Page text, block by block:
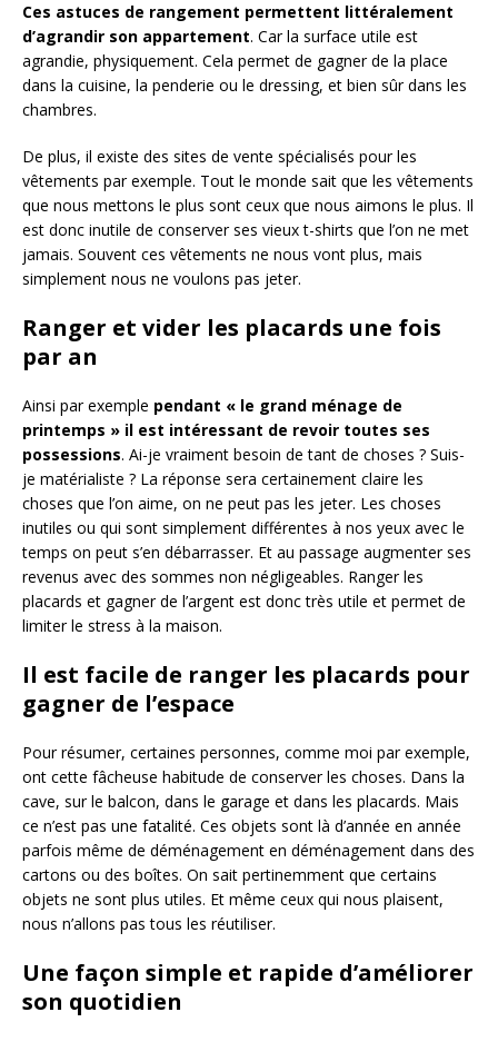
Ces astuces de rangement permettent littéralement
d’agrandir son appartement. Car la surface utile est
agrandie, physiquement. Cela permet de gagner de la place
dans la cuisine, la penderie ou le dressing, et bien sûr dans les
chambres.
De plus, il existe des sites de vente spécialisés pour les
vêtements par exemple. Tout le monde sait que les vêtements
que nous mettons le plus sont ceux que nous aimons le plus. Il
est donc inutile de conserver ses vieux t-shirts que l’on ne met
jamais. Souvent ces vêtements ne nous vont plus, mais
simplement nous ne voulons pas jeter.
Ranger et vider les placards une fois
par an
Ainsi par exemple pendant « le grand ménage de
printemps » il est intéressant de revoir toutes ses
possessions. Ai-je vraiment besoin de tant de choses ? Suis-
je matérialiste ? La réponse sera certainement claire les
choses que l’on aime, on ne peut pas les jeter. Les choses
inutiles ou qui sont simplement différentes à nos yeux avec le
temps on peut s’en débarrasser. Et au passage augmenter ses
revenus avec des sommes non négligeables. Ranger les
placards et gagner de l’argent est donc très utile et permet de
limiter le stress à la maison.
Il est facile de ranger les placards pour
gagner de l’espace
Pour résumer, certaines personnes, comme moi par exemple,
ont cette fâcheuse habitude de conserver les choses. Dans la
cave, sur le balcon, dans le garage et dans les placards. Mais
ce n’est pas une fatalité. Ces objets sont là d’année en année
parfois même de déménagement en déménagement dans des
cartons ou des boîtes. On sait pertinemment que certains
objets ne sont plus utiles. Et même ceux qui nous plaisent,
nous n’allons pas tous les réutiliser.
Une façon simple et rapide d’améliorer
son quotidien